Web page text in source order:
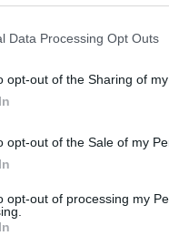
Data Processing Opt Outs
opt-out of the Sharing of
opt-out of the Sale of my
opt-out of processing my
papír alapon
– is
illetve
van arra,
tart.